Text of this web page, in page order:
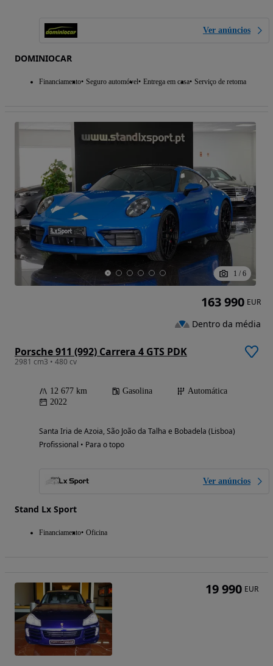
Ver anúncios
DOMINIOCAR
Financiamento Seguro automóvel Entrega em casa Serviço de retoma
1 / 6
Porsche 911 (992) Carrera 4 GTS PDK
2981 cm3 • 480 cv
12 677 km Gasolina
Automática
2022
Santa Iria de Azoia, São João da Talha e Bobadela (Lisboa)
Profissional • Para o topo
Ver anúncios
Stand Lx Sport
Financiamento Oficina
163 990 EUR
Dentro da média
19 990 EUR